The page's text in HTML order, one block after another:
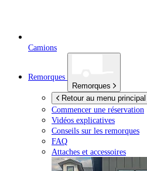
Camions
Remorques
Remorques
Retour au menu principal
Commencer une réservation
Vidéos explicatives
Conseils sur les remorques
FAQ
Attaches et accessoires